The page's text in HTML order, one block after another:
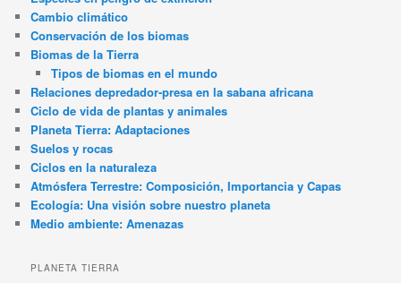
Cambio climático
Conservación de los biomas
Biomas de la Tierra
Tipos de biomas en el mundo
Relaciones depredador-presa en la sabana africana
Ciclo de vida de plantas y animales
Planeta Tierra: Adaptaciones
Suelos y rocas
Ciclos en la naturaleza
Atmósfera Terrestre: Composición, Importancia y Capas
Ecología: Una visión sobre nuestro planeta
Medio ambiente: Amenazas
PLANETA TIERRA